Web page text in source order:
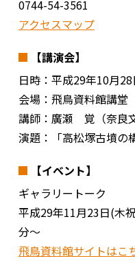
0744-54-3561
アクセスマップ
【講演会】
日時：平成29年10月
会場：飛鳥資料館講堂
講師：廣瀬 覚（奈良
演題：「高松塚古墳の
【イベント】
ギャラリートーク
平成29年11月23日(木
分～
飛鳥資料館サイトはこ